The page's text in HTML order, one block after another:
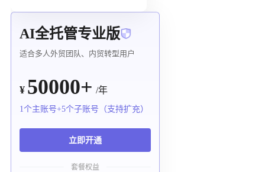
AI全托管专业版
适合多人外贸团队、内贸转型用户
¥ 50000+ /年
1个主账号+5个子账号（支持扩充）
立即开通
套餐权益